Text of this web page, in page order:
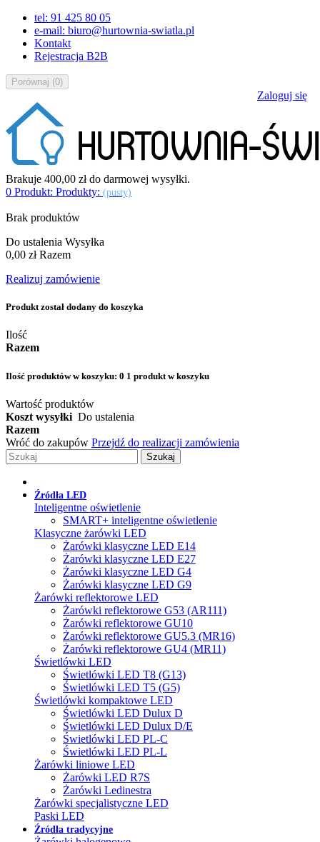
tel: 91 425 80 05
e-mail: biuro@hurtownia-swiatla.pl
Kontakt
Rejestracja B2B
Porównaj (0)
Zaloguj się
Brakuje 400,00 złdo darmowej wysyłki.
0 Produkt: Produkty: (pusty)
Brak produktów
Do ustalenia Wysyłka
0,00 zł Razem
Realizuj zamówienie
Produkt został dodany do koszyka
Ilość
Razem
Ilość produktów w koszyku: 0 1 produkt w koszyku
Wartość produktów
Koszt wysyłki Do ustalenia
Razem
Wróć do zakupów Przejdź do realizacji zamówienia
Szukaj
Źródła LED
Inteligentne oświetlenie
SMART+ inteligentne oświetlenie
Klasyczne żarówki LED
Żarówki klasyczne LED E14
Żarówki klasyczne LED E27
Żarówki klasyczne LED G4
Żarówki klasyczne LED G9
Żarówki reflektorowe LED
Żarówki reflektorowe G53 (AR111)
Żarówki reflektorowe GU10
Żarówki reflektorowe GU5.3 (MR16)
Żarówki reflektorowe GU4 (MR11)
Świetlówki LED
Świetlówki LED T8 (G13)
Świetlówki LED T5 (G5)
Świetlówki kompaktowe LED
Świetlówki LED Dulux D
Świetlówki LED Dulux D/E
Świetlówki LED PL-C
Świetlówki LED PL-L
Żarówki liniowe LED
Żarówki LED R7S
Żarówki Ledinestra
Żarówki specjalistyczne LED
Paski LED
Źródła tradycyjne